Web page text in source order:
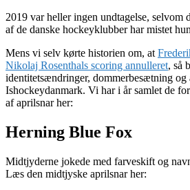
2019 var heller ingen undtagelse, selvom
af de danske hockeyklubber har mistet
Mens vi selv kørte historien om, at
Nikolaj Rosenthals scoring annulleret, så
identitetsændringer, dommerbesætning og
Ishockeydanmark. Vi har i år samlet de
af aprilsnar her:
Herning Blue Fox
Midtjyderne jokede med farveskift og
Læs den midtjyske aprilsnar her: